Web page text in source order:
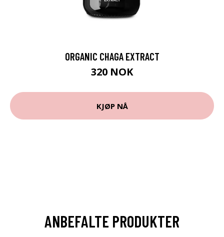
ORGANIC CHAGA EXTRACT
320 NOK
KJØP NÅ
ANBEFALTE PRODUKTER